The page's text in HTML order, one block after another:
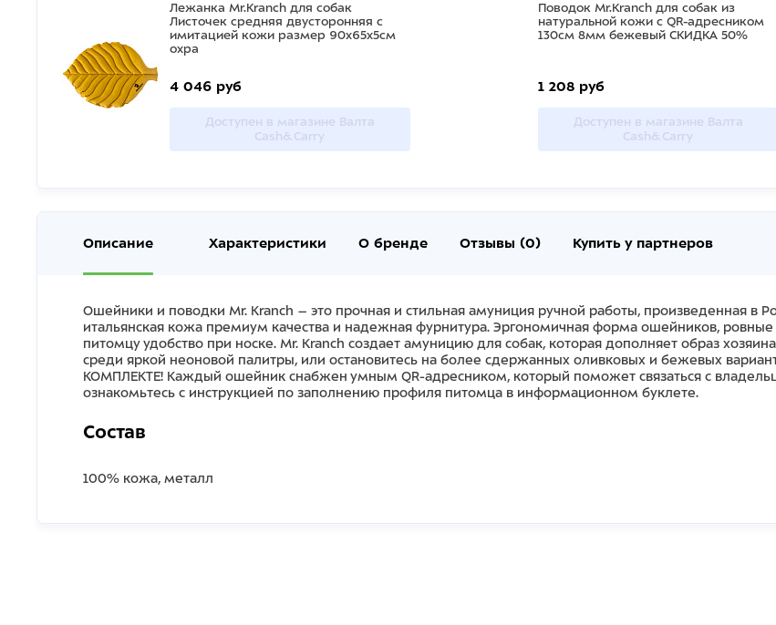
Лежанка Mr.Kranch для собак
Листочек средняя двусторонняя с
имитацией кожи размер 90х65х5см
охра
4 046 руб
Доступен в магазине Валта
Cash&Carry
Поводок Mr.Kranch для собак из
натуральной кожи с QR-адресником
130см 8мм бежевый СКИДКА 50%
1 208 руб
Доступен в магазине Валта
Cash&Carry
Описание Характеристики О бренде Отзывы (0) Купить у партнеров
Ошейники и поводки Mr. Kranch – это прочная и стильная амуниция ручной работы, произведенная в
итальянская кожа премиум качества и надежная фурнитура. Эргономичная форма ошейников,
питомцу удобство при носке. Mr. Kranch создает амуницию для собак, которая дополняет образ
среди яркой неоновой палитры, или остановитесь на более сдержанных оливковых и бежевых
КОМПЛЕКТЕ! Каждый ошейник снабжен умным QR-адресником, который поможет связаться с
ознакомьтесь с инструкцией по заполнению профиля питомца в информационном буклете.
Состав
100% кожа, металл